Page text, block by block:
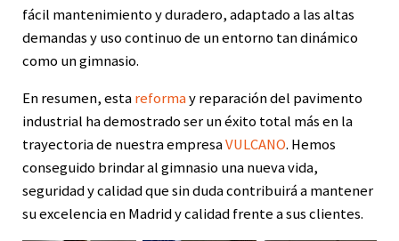
fácil mantenimiento y duradero, adaptado a las altas
demandas y uso continuo de un entorno tan dinámico
como un gimnasio.
En resumen, estareformay reparación del pavimento
industrial ha demostrado ser un éxito total más en la
trayectoria de nuestra empresaVULCANO. Hemos
conseguido brindar al gimnasio una nueva vida,
seguridad y calidad que sin duda contribuirá a mantener
su excelencia en Madrid y calidad frente a sus clientes.